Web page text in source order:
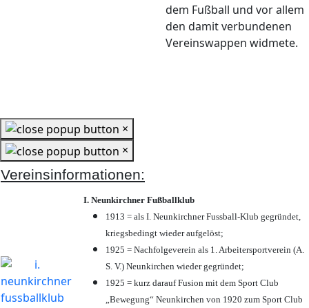
dem Fußball und vor allem
den damit verbundenen
Vereinswappen widmete.
×
×
Vereinsinformationen:
I. Neunkirchner Fußballklub
1913 = als I. Neunkirchner Fussball-Klub gegründet,
kriegsbedingt wieder aufgelöst;
1925 = Nachfolgeverein als 1. Arbeitersportverein (A.
S. V.) Neunkirchen wieder gegründet;
1925 = kurz darauf Fusion mit dem Sport Club
„Bewegung“ Neunkirchen von 1920 zum Sport Club